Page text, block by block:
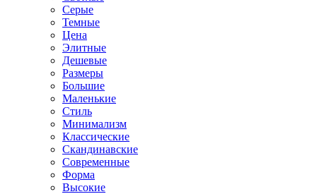
Серые
Темные
Цена
Элитные
Дешевые
Размеры
Большие
Маленькие
Стиль
Минимализм
Классические
Скандинавские
Современные
Форма
Высокие